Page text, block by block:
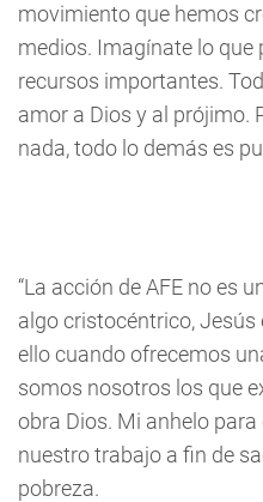
movimiento que hemos
medios. Imagínate lo que
recursos importantes.
amor a Dios y al prójimo.
nada, todo lo demás es
“La acción de AFE no es
algo cristocéntrico,
ello cuando ofrecemos
somos nosotros los que
obra Dios. Mi anhelo
nuestro trabajo a fin de
pobreza.